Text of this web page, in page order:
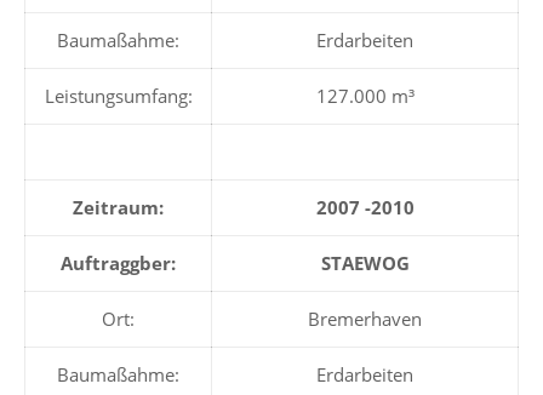
Baumaßahme: Erdarbeiten
Leistungsumfang: 127.000 m³
Zeitraum: 2007 -2010
Auftraggber: STAEWOG
Ort: Bremerhaven
Baumaßahme: Erdarbeiten